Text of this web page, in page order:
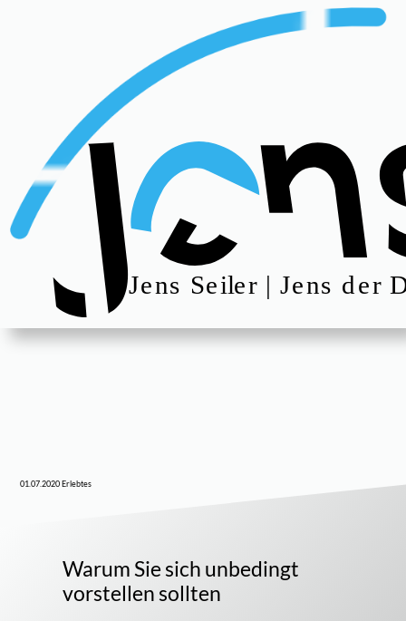
01.07.2020Erlebtes
Warum Sie sich unbedingt
vorstellen sollten